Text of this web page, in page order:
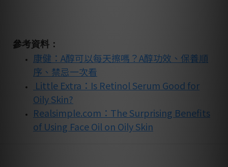
參考資料：
康健： A醇可以每天擦嗎？A醇功效、保養順
序、禁忌一次看
Little Extra：Is Retinol Serum Good for
Oily Skin?
Realsimple.com：The Surprising Benefits
of Using Face Oil on Oily Skin